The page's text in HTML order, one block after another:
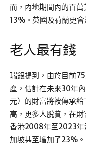
而，內地期間內的百
13%。英國及荷蘭更
老人最有錢
瑞銀提到，由於目前
產，估計在未來30年
元）的財富將被傳承
高，更多人脫貧，在財
香港2008年至2023年
加坡甚至增加了23%。